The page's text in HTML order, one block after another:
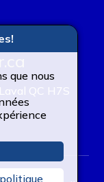
que nous
QC H7S